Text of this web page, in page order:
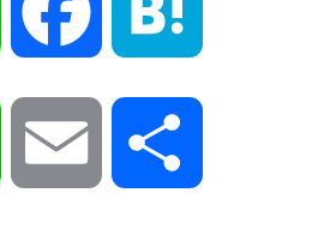
Line Facebook
WhatsApp Email